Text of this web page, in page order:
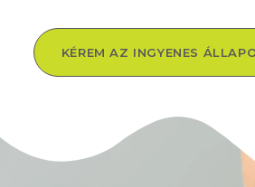
KÉREM AZ INGYENES